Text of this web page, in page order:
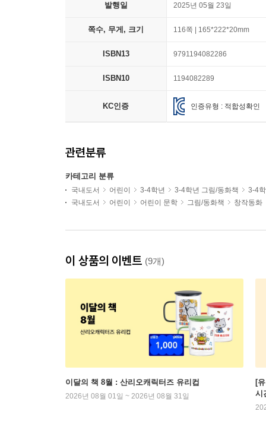
발행일 2025년 05월 23일
쪽수, 무게, 크기 116쪽 | 165*222*20mm
ISBN13 9791194082286
ISBN10 1194082289
KC인증 인증유형 : 적합성확인
관련분류
카테고리 분류
국내도서 어린이 3-4학년 3-4학년 그림/동화책
3-4
국내도서
어린이 어린이 문학 그림/동화책 창작동화
이 상품의 이벤트 (9개)
이달의 책 8월 : 산리오캐릭터즈 유리컵
2026년 08월 01일 ~ 2026년 08월 31일
[
시